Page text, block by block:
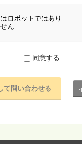
ります。ただし、正確な情報を
査のためクッキー等を用いてお
contact@eventregist.com
同意する